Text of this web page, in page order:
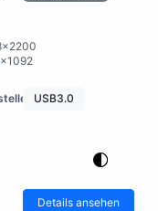
USB3.0
Details ansehen